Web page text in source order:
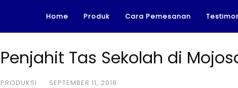
Home Produk Cara Pemesanan
Penjahit Tas Sekolah di
PRODUKSI · SEPTEMBER 11, 2018